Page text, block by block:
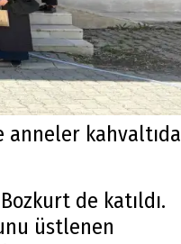
anneler kahvaltıda
de katıldı.
üstlenen